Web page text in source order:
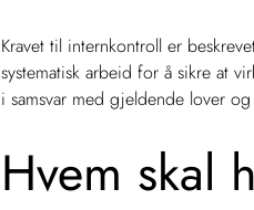
Kravet til internkontroll er
systematisk arbeid for å sikre at
i samsvar med gjeldende lover
Hvem skal